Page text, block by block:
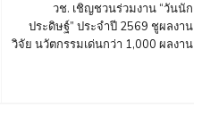
วช. เชิญชวนร่วมงาน “วันนัก
ประดิษฐ์” ประจำปี 2569 ชูผลงาน
วิจัย นวัตกรรมเด่นกว่า 1,000 ผลงาน